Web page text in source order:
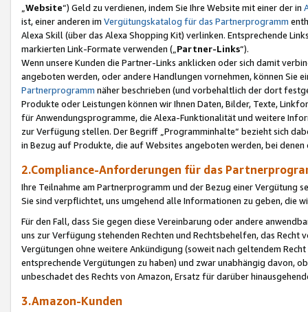
Website“) Geld zu verdienen, indem Sie Ihre Website mit einer der in
ist, einer anderen im Vergütungskatalog für das Partnerprogramm
Alexa Skill (über das Alexa Shopping Kit) verlinken. Entsprechende
markierten Link-Formate verwenden („ Partner-Links“).
Wenn unsere Kunden die Partner-Links anklicken oder sich damit
angeboten werden, oder andere Handlungen vornehmen, können Sie
Partnerprogramm näher beschrieben (und vorbehaltlich der dort
Produkte oder Leistungen können wir Ihnen Daten, Bilder, Texte,
für Anwendungsprogramme, die Alexa-Funktionalität und weitere
zur Verfügung stellen. Der Begriff „Programminhalte“ bezieht sich
in Bezug auf Produkte, die auf Websites angeboten werden, bei
2.Compliance-Anforderungen für das
Ihre Teilnahme am Partnerprogramm und der Bezug einer Vergütung
Sie sind verpflichtet, uns umgehend alle Informationen zu geben, die
Für den Fall, dass Sie gegen diese Vereinbarung oder andere
uns zur Verfügung stehenden Rechten und Rechtsbehelfen, das
Vergütungen ohne weitere Ankündigung (soweit nach geltendem
entsprechende Vergütungen zu haben) und zwar unabhängig davon,
unbeschadet des Rechts von Amazon, Ersatz für darüber
3.Amazon-Kunden